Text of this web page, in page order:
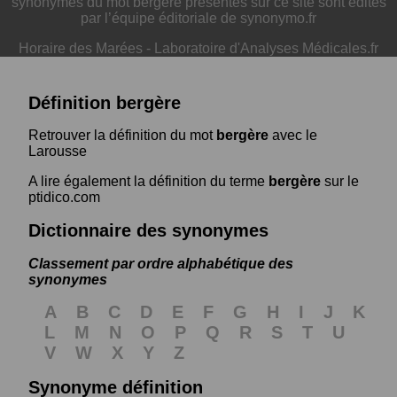
par l’équipe éditoriale de synonymo.fr
Horaire des Marées - Laboratoire d'Analyses Médicales.fr
Définition bergère
Retrouver la définition du mot bergère avec le
Larousse
A lire également la définition du terme bergère sur le
ptidico.com
Dictionnaire des synonymes
Classement par ordre alphabétique des
synonymes
A B C D E F G H I J
K
L
M N O P Q R S T
U
V
W X Y
Z
Synonyme définition